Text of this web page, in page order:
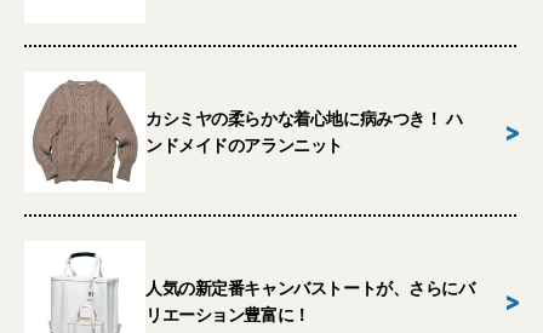
カシミヤの柔らかな着心地に病みつき！ ハ
ンドメイドのアランニット
>
人気の新定番キャンバストートが、さらにバ
リエーション豊富に！
>